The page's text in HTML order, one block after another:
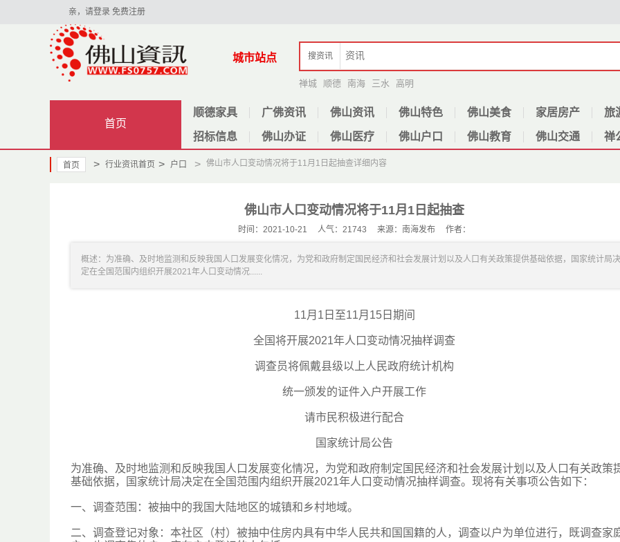
亲，请登录 免费注册
城市站点 搜资讯
禅城 顺德 南海 三水 高明
首页
顺德家具 广佛资讯 佛山资讯 佛山特色 佛山美食 家居房产 旅
招标信息 佛山办证 佛山医疗 佛山户口 佛山教育 佛山交通 禅
首页 > 行业资讯首页 > 户口 > 佛山市人口变动情况将于11月1日起抽查详细内容
佛山市人口变动情况将于11月1日起抽查
时间：2021-10-21 人气：21743 来源：南海发布 作者：
概述：为准确、及时地监测和反映我国人口发展变化情况，为党和政府制定国民经济和社会发展计划以及人口有关政策提供基础依据，国家统计局决
定在全国范围内组织开展2021年人口变动情况......
11月1日至11月15日期间
全国将开展2021年人口变动情况抽样调查
调查员将佩戴县级以上人民政府统计机构
统一颁发的证件入户开展工作
请市民积极进行配合
国家统计局公告
为准确、及时地监测和反映我国人口发展变化情况，为党和政府制定国民经济和社会发展计划以及人口有关政策
基础依据，国家统计局决定在全国范围内组织开展2021年人口变动情况抽样调查。现将有关事项公告如下：
一、调查范围：被抽中的我国大陆地区的城镇和乡村地域。
二、调查登记对象：本社区（村）被抽中住房内具有中华人民共和国国籍的人，调查以户为单位进行，既调查家